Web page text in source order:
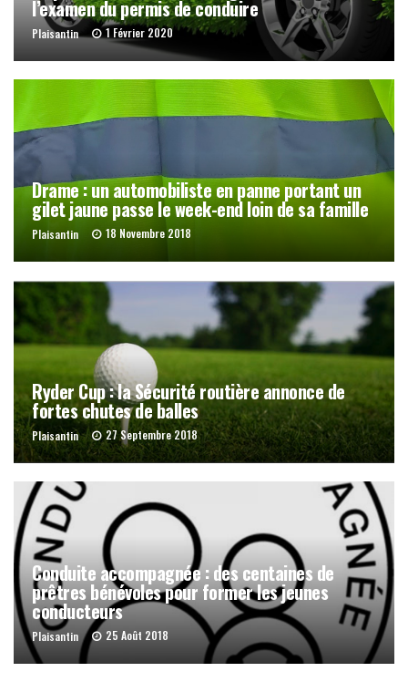
l’examen du permis de conduire
Plaisantin 1 Février 2020
Drame : un automobiliste en panne portant un
gilet jaune passe le week-end loin de sa famille
Plaisantin 18 Novembre 2018
Ryder Cup : la Sécurité routière annonce de
fortes chutes de balles
Plaisantin 27 Septembre 2018
Conduite accompagnée : des centaines de
prêtres bénévoles pour former les jeunes
conducteurs
Plaisantin 25 Août 2018